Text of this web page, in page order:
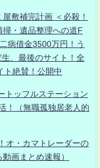
敷補完計画 ＜必殺！
・遺品整理への道F
病借金3500万円！う
、最後のサイト！全
ト絶賛！公開中
トッフルステーション
！（無職孤独居老人的
オ・カマトレーダーの
画まとめ速報）